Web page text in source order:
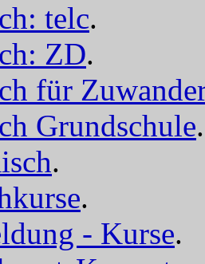
telc.
ZD.
für
Grundschule.
.
.
- Kurse.